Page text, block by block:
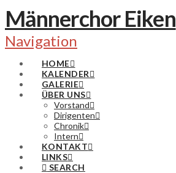
Männerchor Eiken
Navigation
HOME
KALENDER
GALERIE
ÜBER UNS
Vorstand
Dirigenten
Chronik
Intern
KONTAKT
LINKS
SEARCH